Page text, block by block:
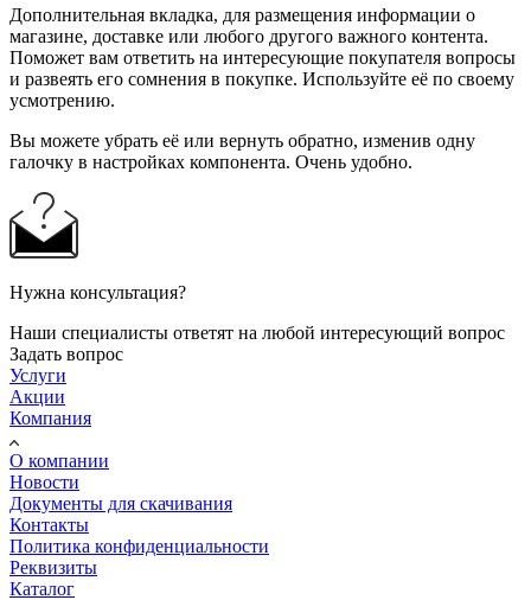
Дополнительная вкладка, для размещения информации о
магазине, доставке или любого другого важного контента.
Поможет вам ответить на интересующие покупателя вопросы
и развеять его сомнения в покупке. Используйте её по своему
усмотрению.
Вы можете убрать её или вернуть обратно, изменив одну
галочку в настройках компонента. Очень удобно.
Нужна консультация?
Наши специалисты ответят на любой интересующий вопрос
Задать вопрос
Услуги
Акции
Компания
О компании
Новости
Документы для скачивания
Контакты
Политика конфиденциальности
Реквизиты
Каталог